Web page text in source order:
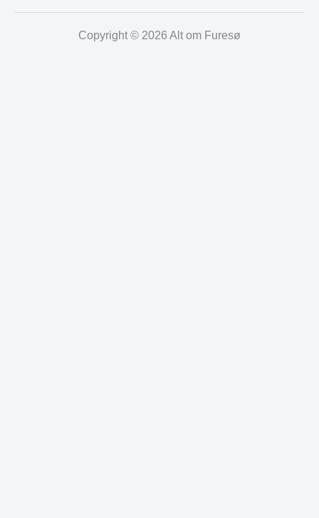
Copyright © 2026 Alt om Furesø